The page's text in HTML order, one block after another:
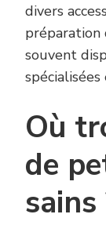
divers
préparation
souvent
Où
de
sains